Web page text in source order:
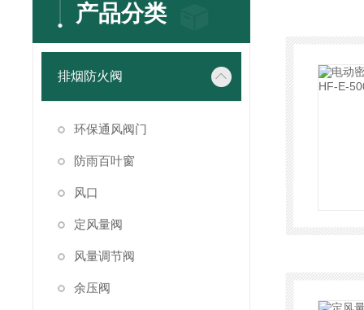
产品分类
排烟防火阀
环保通风阀门
防雨百叶窗
风口
定风量阀
风量调节阀
余压阀